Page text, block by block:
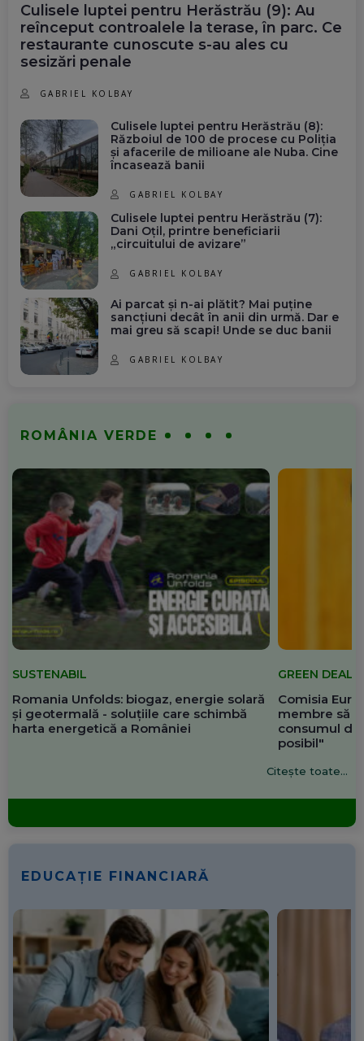
Culisele luptei pentru Herăstrău (9): Au
reînceput controalele la terase, în parc. Ce
restaurante cunoscute s-au ales cu
sesizări penale
GABRIEL KOLBAY
Culisele luptei pentru Herăstrău (8):
Războiul de 100 de procese cu Poliția
și afacerile de milioane ale Nuba. Cine
încasează banii
GABRIEL KOLBAY
Culisele luptei pentru Herăstrău (7):
Dani Oțil, printre beneficiarii
„circuitului de avizare”
GABRIEL KOLBAY
Ai parcat și n-ai plătit? Mai puține
sancțiuni decât în anii din urmă. Dar e
mai greu să scapi! Unde se duc banii
GABRIEL KOLBAY
ROMÂNIA VERDE
SUSTENABIL
Romania Unfolds: biogaz, energie solară
și geotermală - soluțiile care schimbă
harta energetică a României
GREEN DEAL
Comisia
membre să
consumul de
posibil"
Citește toate...
EDUCAȚIE FINANCIARĂ